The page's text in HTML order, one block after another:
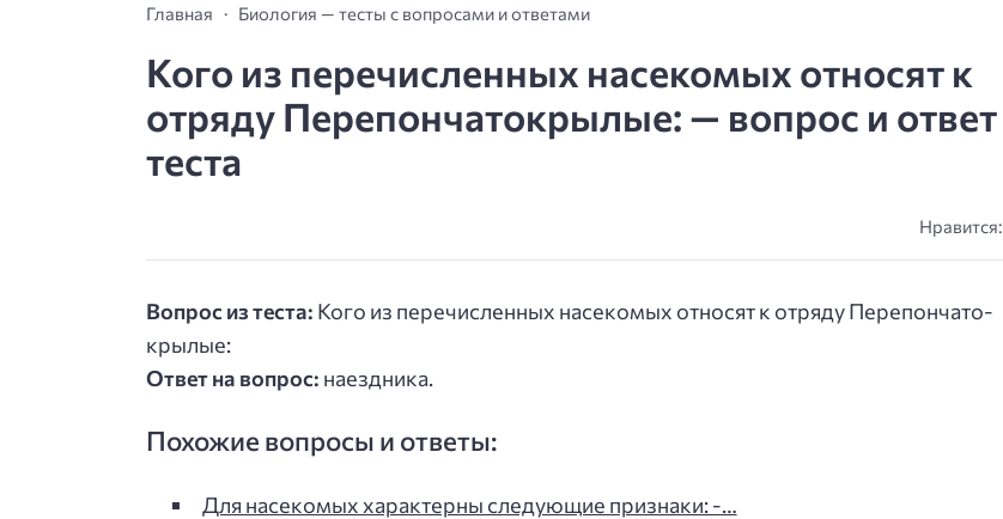
Главная Биология — тесты с вопросами и ответами
Кого из перечисленных насекомых относят к
отряду Перепончато­крылые: — вопрос и ответ
теста
Нравится:
Вопрос из теста: Кого из перечисленных насекомых относят к отряду Перепончато­
крылые:
Ответ на вопрос: наездника.
Похожие вопросы и ответы:
Для насекомых характерны следующие признаки: -…